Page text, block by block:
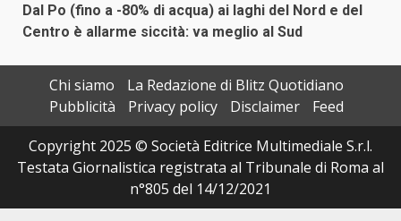
Dal Po (fino a -80% di acqua) ai laghi del Nord e del
Centro è allarme siccità: va meglio al Sud
Chi siamo
La Redazione di Blitz Quotidiano
Pubblicità
Privacy policy Disclaimer
Feed
Copyright 2025 © Società Editrice Multimediale S.r.l.
Testata Giornalistica registrata al Tribunale di Roma al
n°805 del 14/12/2021